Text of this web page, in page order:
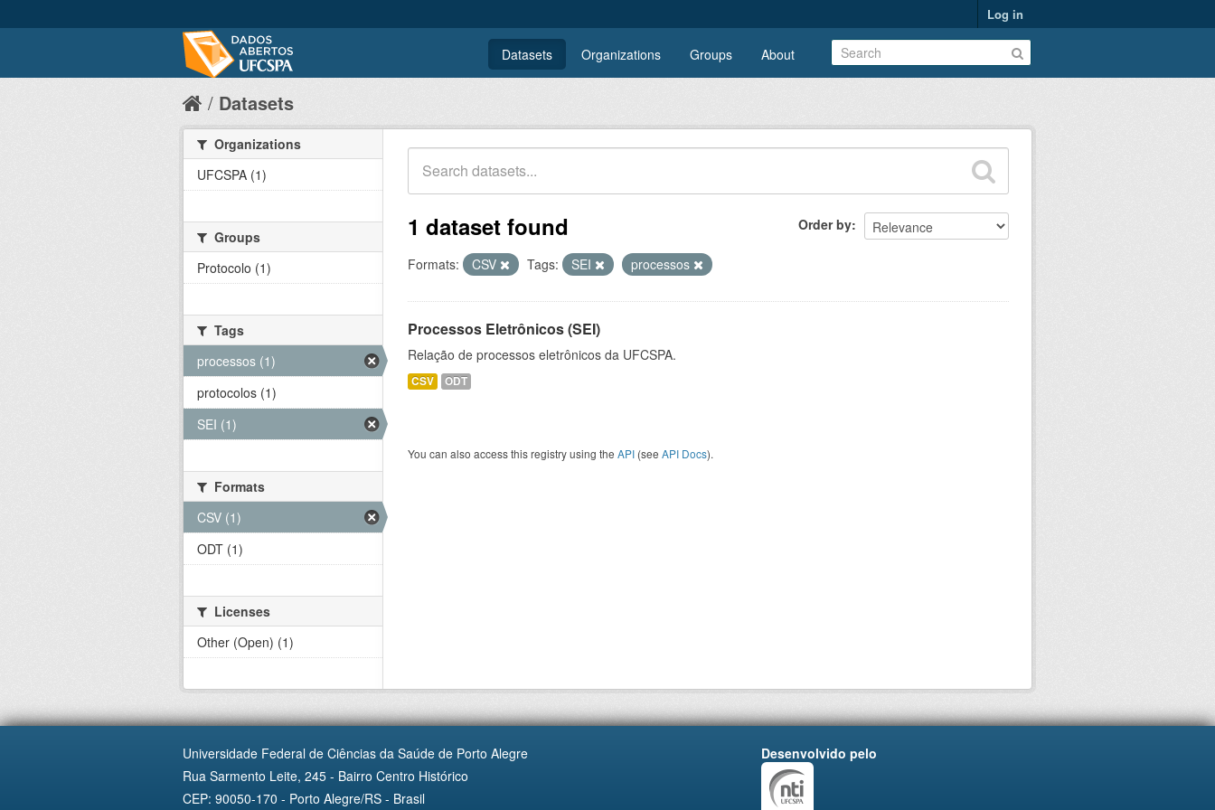
Log in
Datasets Organizations Groups About
Datasets
Order by
1 dataset found
Formats: CSV Tags: SEI processos
Processos Eletrônicos (SEI)
Relação de processos eletrônicos da UFCSPA.
CSV ODT
You can also access this registry using the API (see API Docs).
Organizations
UFCSPA (1)
Groups
Protocolo (1)
Tags
processos (1)
protocolos (1)
SEI (1)
Formats
CSV (1)
ODT (1)
Licenses
Other (Open) (1)
Universidade Federal de Ciências da Saúde de Porto Alegre
Rua Sarmento Leite, 245 - Bairro Centro Histórico
CEP: 90050-170 - Porto Alegre/RS - Brasil
Desenvolvido pelo